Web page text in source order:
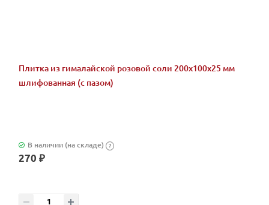
Плитка из гималайской розовой соли 200x100x25 мм
шлифованная (с пазом)
В наличии (на складе) ?
270 ₽